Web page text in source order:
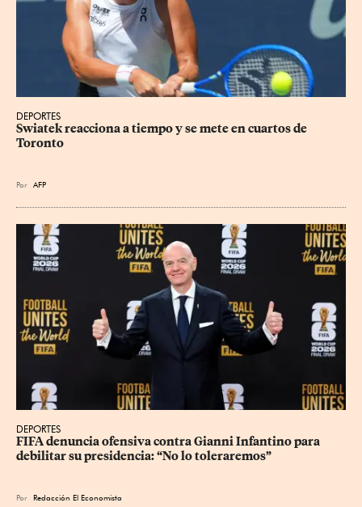
DEPORTES
Swiatek reacciona a tiempo y se mete en cuartos de
Toronto
Por AFP
DEPORTES
FIFA denuncia ofensiva contra Gianni Infantino para
debilitar su presidencia: “No lo toleraremos”
Por Redacción El Economista